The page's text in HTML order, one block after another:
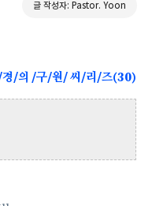
글 작성자: Pastor. Yoon
/의 /구/원/ 씨/리/즈(30)
Pastor. Yoon